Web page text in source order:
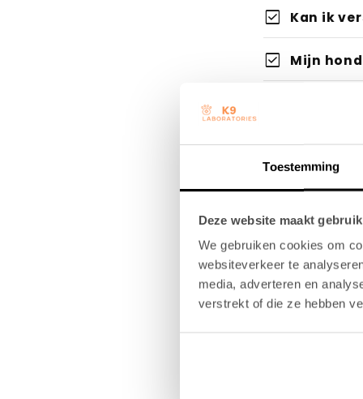
Toestemming
Deze website maakt
We gebruiken cookies om
websiteverkeer te
media, adverteren en
verstrekt of die ze hebben
Controleer
De
Even geduld:
Kijk naar je
Aanpassen:
Niet voor
Check de
Let op:
check_box Kan ik
check_box Mijn
check_box Zijn jullie
check_box Hoe snel
check_box Wat is
check_box Mijn
Wat als